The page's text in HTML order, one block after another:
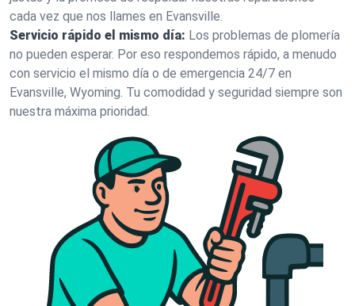
cada vez que nos llames en Evansville.
Servicio rápido el mismo día: Los problemas de plomería
no pueden esperar. Por eso respondemos rápido, a menudo
con servicio el mismo día o de emergencia 24/7 en
Evansville, Wyoming. Tu comodidad y seguridad siempre son
nuestra máxima prioridad.